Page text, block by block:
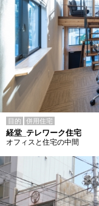
目的 併用住宅
経堂_テレワーク住宅
オフィスと住宅の中間